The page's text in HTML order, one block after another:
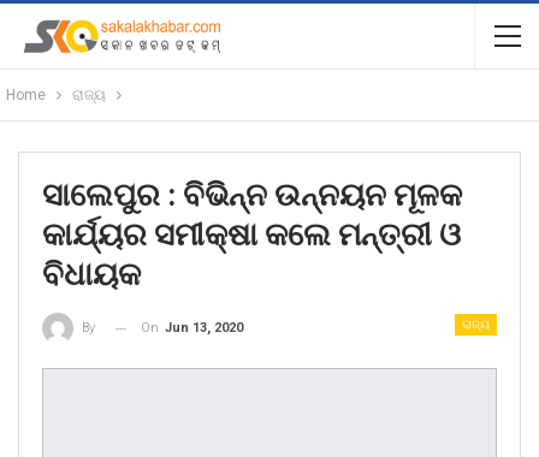
Home ରାଜ୍ୟ
ସାଲେପୁର : ବିଭିନ୍ନ ଉନ୍ନୟନ ମୂଳକ
କାର୍ଯ୍ୟର ସମୀକ୍ଷା କଲେ ମନ୍ତ୍ରୀ ଓ
ବିଧାୟକ
ରାଜ୍ୟ
By On Jun 13, 2020